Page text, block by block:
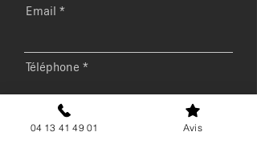
Email
Téléphone
Message
04 13 41 49 01 Avis